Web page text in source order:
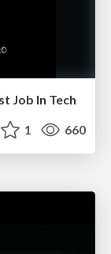
Job In Tech
1 660